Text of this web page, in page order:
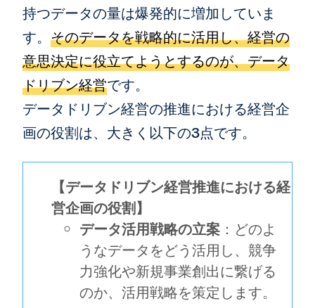
持つデータの量は爆発的に増加していま
す。 そのデータを戦略的に活用し、経営の
意思決定に役立てようとするのが、データ
ドリブン経営です。
データドリブン経営の推進における経営企
画の役割は、大きく以下の3点です。
【データドリブン経営推進における経
営企画の役割】
データ活用戦略の立案 ：どのよ
うなデータをどう活用し、競争
力強化や新規事業創出に繋げる
のか、活用戦略を策定します。